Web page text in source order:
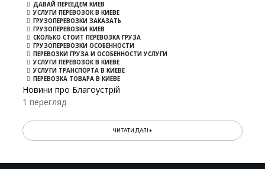
ДАВАЙ ПЕРЕЕДЕМ КИЕВ
УСЛУГИ ПЕРЕВОЗОК В КИЕВЕ
ГРУЗОПЕРЕВОЗКИ ЗАКАЗАТЬ
ГРУЗОПЕРЕВОЗКИ КИЕВ
СКОЛЬКО СТОИТ ПЕРЕВОЗКА ГРУЗА
ГРУЗОПЕРЕВОЗКИ ОСОБЕННОСТИ
ПЕРЕВОЗКИ ГРУЗА И ОСОБЕННОСТИ УСЛУГИ
УСЛУГИ ПЕРЕВОЗОК В КИЕВЕ
УСЛУГИ ТРАНСПОРТА В КИЕВЕ
ПЕРЕВОЗКА ТОВАРА В КИЕВЕ
Новини про Благоустрій
1 перегляд
ЧИТАТИ ДАЛІ